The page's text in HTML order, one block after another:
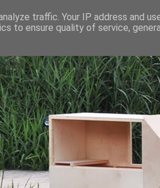
traffic. Your IP address and
to ensure quality of service,